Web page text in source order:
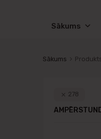
Sākums
Sākums
278